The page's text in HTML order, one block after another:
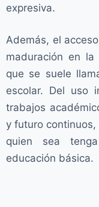
expresiva.
Además, el
maduración en
que se suele
escolar. Del uso
trabajos
y futuro
quien sea
educación básica.